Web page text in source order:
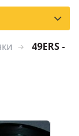
49ERS -